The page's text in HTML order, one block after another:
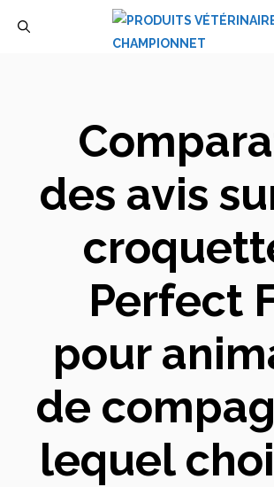
des avis
Perfect
pour
de
lequel